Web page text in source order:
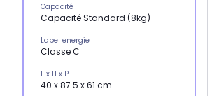
Capacité
Capacité Standard (8kg)
Label energie
Classe C
L x H x P
40 x 87.5 x 61 cm